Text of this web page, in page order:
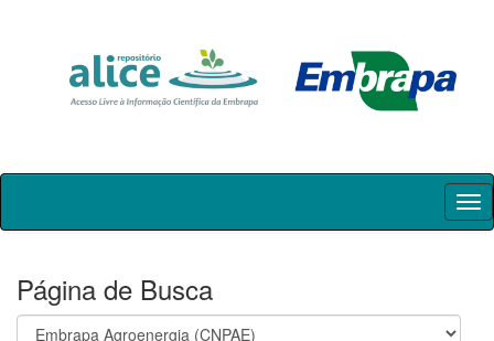
Skip
Página de Busca